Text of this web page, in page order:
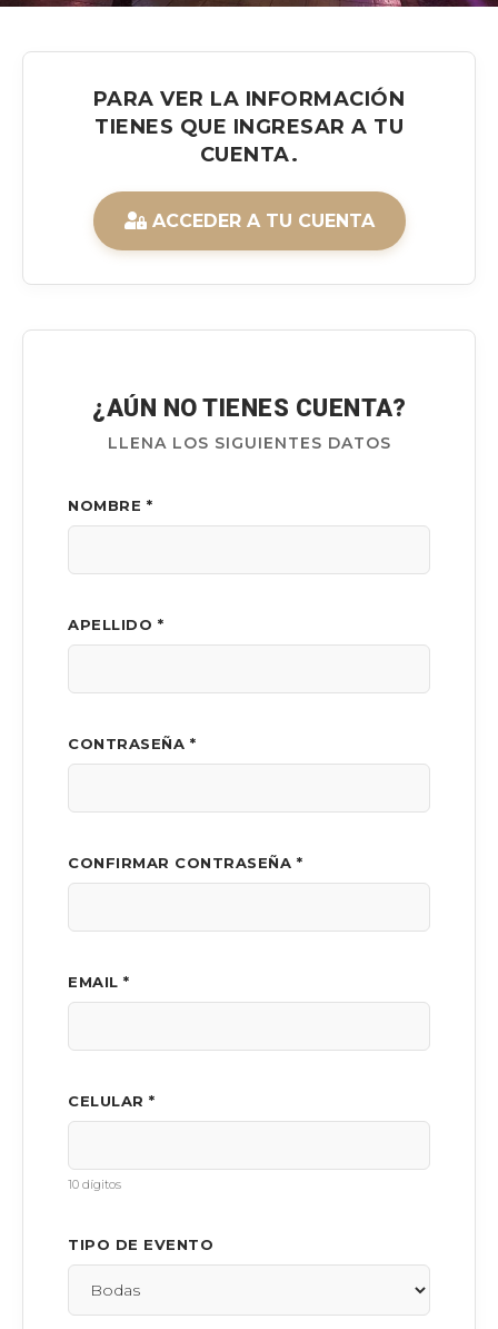
PARA VER LA INFORMACIÓN
TIENES QUE INGRESAR A TU
CUENTA.
ACCEDER A TU CUENTA
¿AÚN NO TIENES CUENTA?
LLENA LOS SIGUIENTES DATOS
NOMBRE *
APELLIDO *
CONTRASEÑA *
CONFIRMAR CONTRASEÑA *
EMAIL *
CELULAR *
10 dígitos
TIPO DE EVENTO